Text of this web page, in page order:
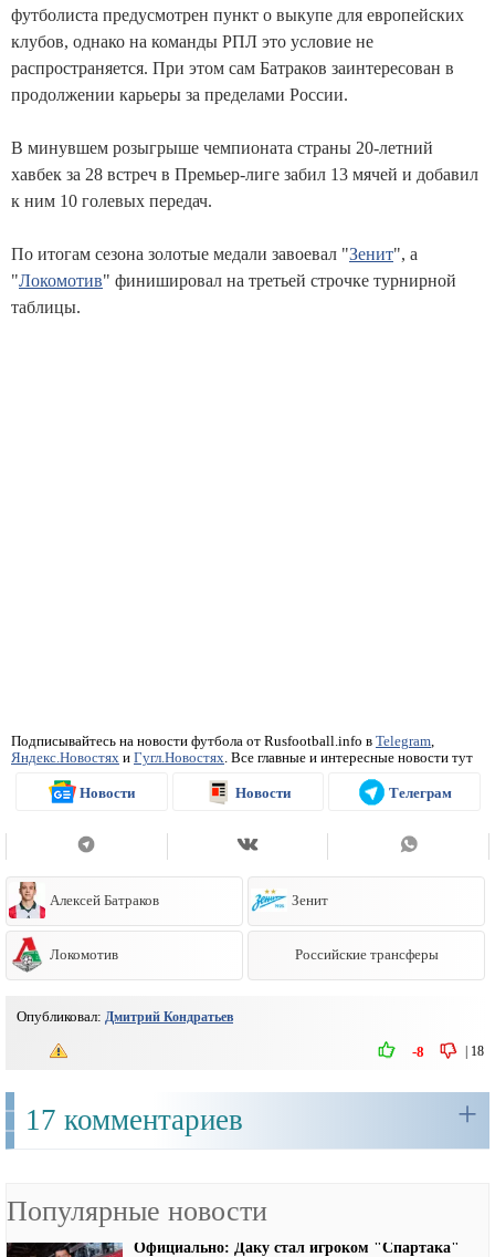
футболиста предусмотрен пункт о выкупе для европейских
клубов, однако на команды РПЛ это условие не
распространяется. При этом сам Батраков заинтересован в
продолжении карьеры за пределами России.
В минувшем розыгрыше чемпионата страны 20-летний
хавбек за 28 встреч в Премьер-лиге забил 13 мячей и добавил
к ним 10 голевых передач.
По итогам сезона золотые медали завоевал "Зенит", а
"Локомотив" финишировал на третьей строчке турнирной
таблицы.
Подписывайтесь на новости футбола от Rusfootball.info в Telegram
Яндекс.Новостях и Гугл.Новостях . Все главные и интересные новости тут
Новости Новости Телеграм
Алексей Батраков Зенит
Локомотив Российские трансферы
Опубликовал: Дмитрий Кондратьев
| 18
-8
17 комментариев +
Популярные новости
Официально: Даку стал игроком "Спартака"